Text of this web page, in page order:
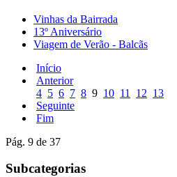
Vinhas da Bairrada
13º Aniversário
Viagem de Verão - Balcãs
Início
Anterior
4 5 6 7 8 9 10 11 12 13
Seguinte
Fim
Pág. 9 de 37
Subcategorias